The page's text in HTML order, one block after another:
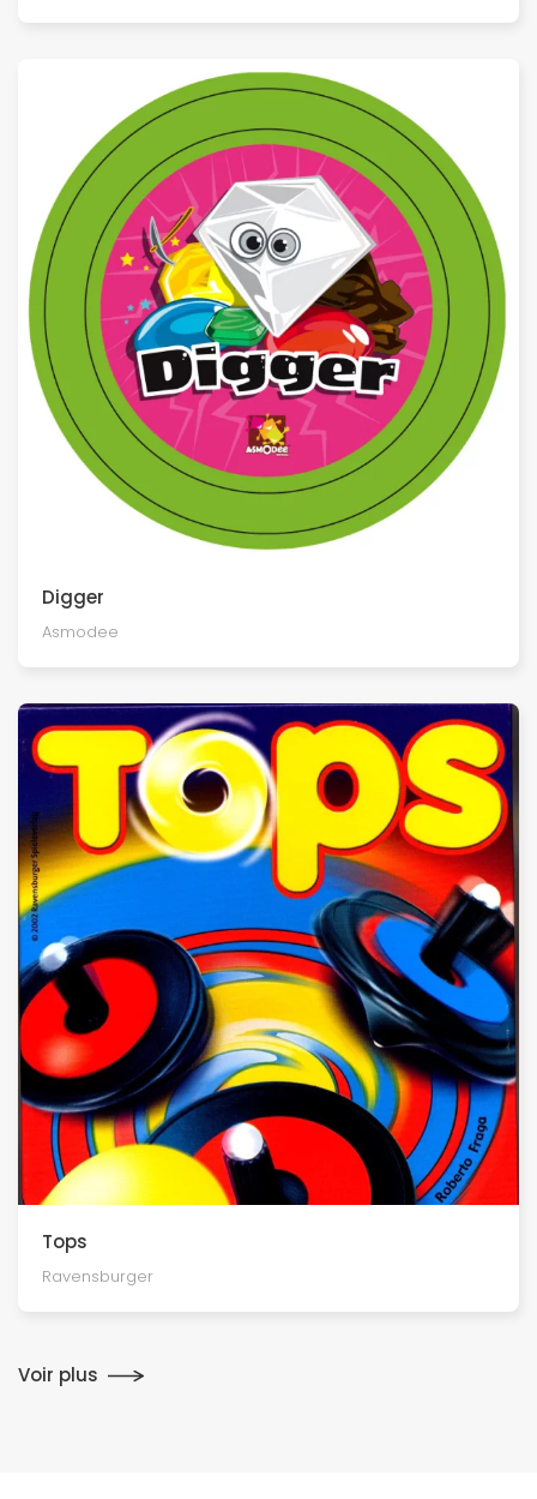
Digger
Asmodee
Tops
Ravensburger
Voir plus